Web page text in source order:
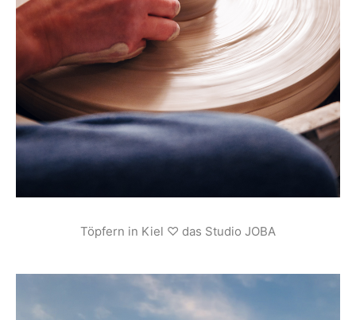
Töpfern in Kiel ♡ das Studio JOBA